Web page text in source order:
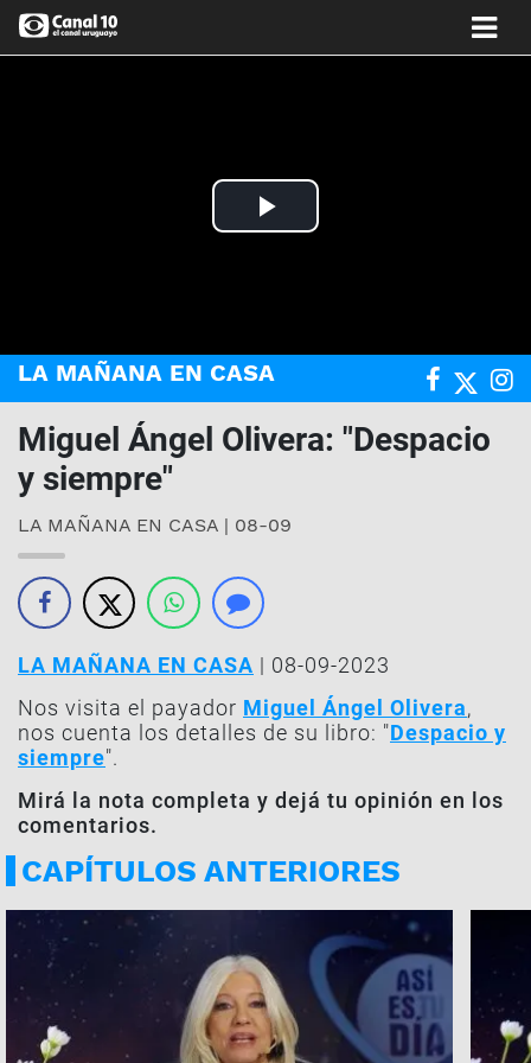
Play
LA MAÑANA EN CASA
Miguel Ángel Olivera: "Despacio
y siempre"
LA MAÑANA EN CASA | 08-09
LA MAÑANA EN CASA | 08-09-2023
Nos visita el payador Miguel Ángel Olivera,
nos cuenta los detalles de su libro: "Despacio y
siempre".
Mirá la nota completa y dejá tu opinión en los
comentarios.
CAPÍTULOS ANTERIORES